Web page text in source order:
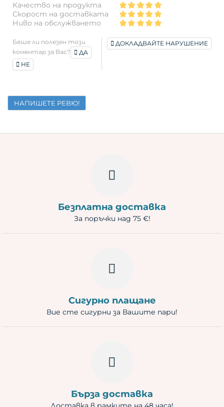
Качество на продукта
Скорост на доставката
Ниво на обслужването
Беше ли полезен този
коментар за Вас?
ДА
НЕ
ДОКЛАДВАЙТЕ НАРУШЕНИЕ
НАПИШЕТЕ РЕВЮ!
Безплатна доставка
За поръчки над 75 €!
Сигурно плащане
Вие сте сигурни за Вашите пари!
Бърза доставка